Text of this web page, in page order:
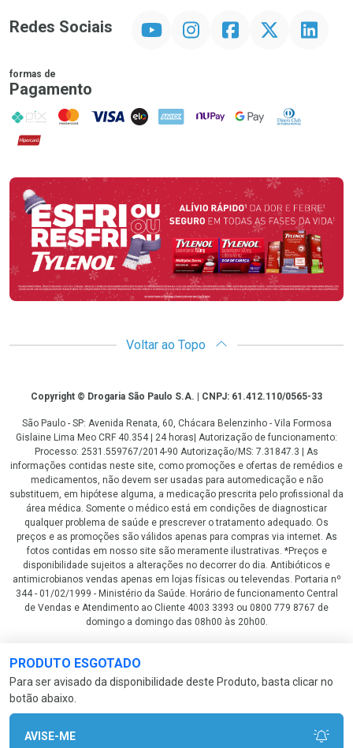
PRODUTO ESGOTADO
Para ser avisado da disponibilidade deste Produto, basta clicar no
botão abaixo.
AVISE-ME
Redes Sociais InstagramFacebookTwitter Linkedin
formas de
Pagamento
PIX MasterCard
VISA ELO AMEX NuPay Google PayDiners Club
Hipercard
Promoção em Destaque
Voltar ao Topo
CopyrightCopyright © Drogaria São Paulo S.A. | CNPJ: 61.412.110/0565-33
São Paulo - SP: Avenida Renata, 60, Chácara Belenzinho - Vila Formosa
Gislaine Lima Meo CRF 40.354 | 24 horas| Autorização de funcionamento:
Processo: 2531.559767/2014-90 Autorização/MS: 7.31847.3 | As
informações contidas neste site, como promoções e ofertas de remédios e
medicamentos, não devem ser usadas para automedicação e não
substituem, em hipótese alguma, a medicação prescrita pelo profissional da
área médica. Somente o médico está em condições de diagnosticar
qualquer problema de saúde e prescrever o tratamento adequado. Os
preços e as promoções são válidos apenas para compras via internet. As
fotos contidas em nosso site são meramente ilustrativas. *Preços e
disponibilidade sujeitos a alterações no decorrer do dia. Antibióticos e
antimicrobianos vendas apenas em lojas físicas ou televendas. Portaria nº
344 - 01/02/1999 - Ministério da Saúde. Horário de funcionamento Central
de Vendas e Atendimento ao Cliente 4003 3393 ou 0800 779 8767 de
domingo a domingo das 08h00 às 20h00.
LGPD Aceite os Cookies